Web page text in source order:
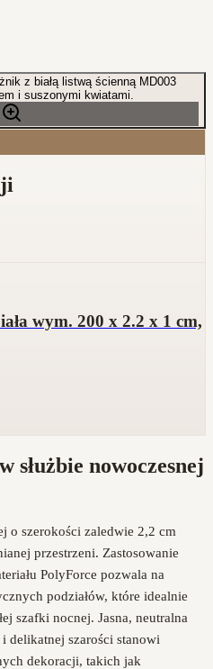
wym. 200 x 2.2 x 1 cm,
nowoczesnej
o szerokości zaledwie 2,2 cm
przestrzeni. Zastosowanie
PolyForce pozwala na
podziałów, które idealnie
szafki nocnej. Jasna, neutralna
delikatnej szarości stanowi
dekoracji, takich jak